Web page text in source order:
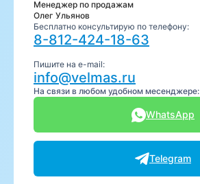
Менеджер по продажам
Олег Ульянов
Бесплатно консультирую по телефону:
8-812-424-18-63
Пишите на e-mail:
info@velmas.ru
На связи в любом удобном месенджере:
WhatsApp
Telegram